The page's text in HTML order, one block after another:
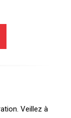
Veillez à